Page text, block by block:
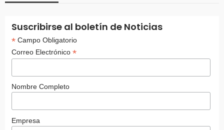
Suscribirse al boletín de Noticias
*Campo Obligatorio
Correo Electrónico *
Nombre Completo
Empresa